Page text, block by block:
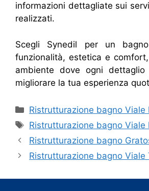
informazioni dettagliate sui
realizzati.
Scegli Synedil per un
funzionalità, estetica e
ambiente dove ogni
migliorare la tua esperienza
Categorie
Ristrutturazione bagno Viale
Tag
Ristrutturazione bagno Viale
Ristrutturazione bagno
Ristrutturazione bagno Viale